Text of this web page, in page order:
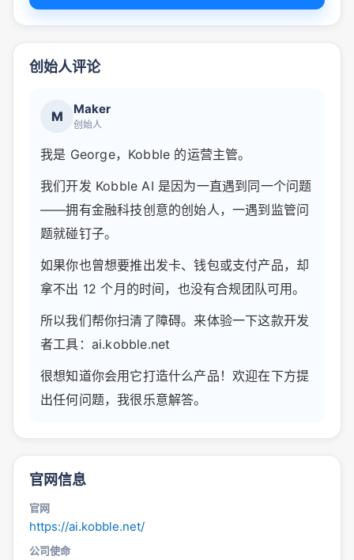
创始人评论
M Maker
创始人
我是 George，Kobble 的运营主管。
我们开发 Kobble AI 是因为一直遇到同一个问题
——拥有金融科技创意的创始人，一遇到监管问
题就碰钉子。
如果你也曾想要推出发卡、钱包或支付产品，却
拿不出 12 个月的时间，也没有合规团队可用。
所以我们帮你扫清了障碍。来体验一下这款开发
者工具：ai.kobble.net
很想知道你会用它打造什么产品！欢迎在下方提
出任何问题，我很乐意解答。
官网信息
官网
https://ai.kobble.net/
公司使命